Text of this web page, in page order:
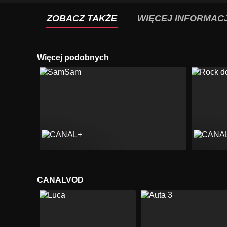
ZOBACZ TAKŻE WIĘCEJ
Więcej podobnych
CANALVOD